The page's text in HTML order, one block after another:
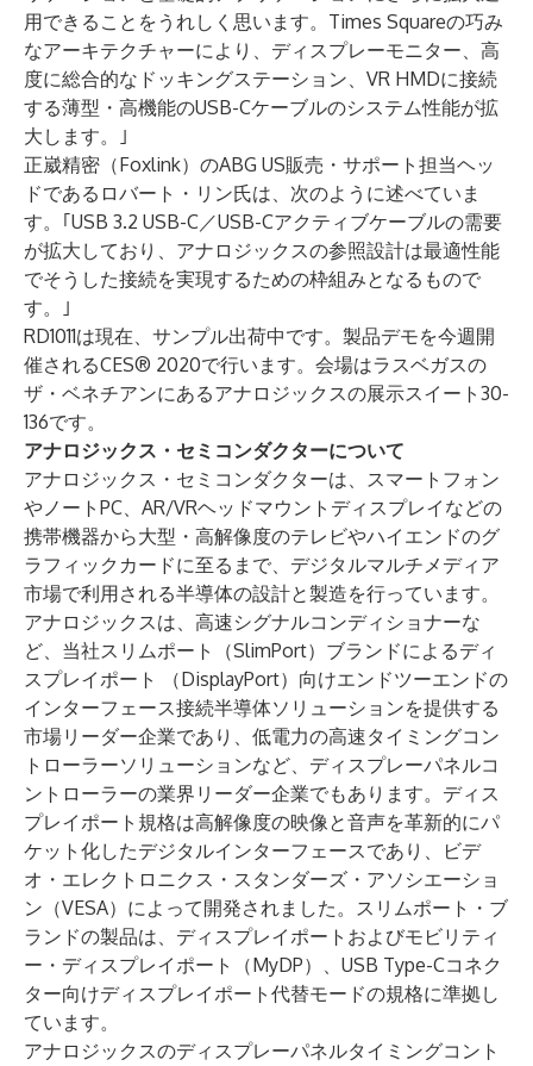
用できることをうれしく思います。Times Squareの巧み
なアーキテクチャーにより、ディスプレーモニター、高
度に総合的なドッキングステーション、VR HMDに接続
する薄型・高機能のUSB-Cケーブルのシステム性能が拡
大します。｣
正崴精密（Foxlink）のABG US販売・サポート担当ヘッ
ドであるロバート・リン氏は、次のように述べていま
す。｢USB 3.2 USB-C／USB-Cアクティブケーブルの需要
が拡大しており、アナロジックスの参照設計は最適性能
でそうした接続を実現するための枠組みとなるもので
す。｣
RD1011は現在、サンプル出荷中です。製品デモを今週開
催されるCES® 2020で行います。会場はラスベガスの
ザ・ベネチアンにあるアナロジックスの展示スイート30-
136です。
アナロジックス・セミコンダクターについて
アナロジックス・セミコンダクターは、スマートフォン
やノートPC、AR/VRヘッドマウントディスプレイなどの
携帯機器から大型・高解像度のテレビやハイエンドのグ
ラフィックカードに至るまで、デジタルマルチメディア
市場で利用される半導体の設計と製造を行っています。
アナロジックスは、高速シグナルコンディショナーな
ど、当社スリムポート（SlimPort）ブランドによるディ
スプレイポート （DisplayPort）向けエンドツーエンドの
インターフェース接続半導体ソリューションを提供する
市場リーダー企業であり、低電力の高速タイミングコン
トローラーソリューションなど、ディスプレーパネルコ
ントローラーの業界リーダー企業でもあります。ディス
プレイポート規格は高解像度の映像と音声を革新的にパ
ケット化したデジタルインターフェースであり、ビデ
オ・エレクトロニクス・スタンダーズ・アソシエーショ
ン（VESA）によって開発されました。スリムポート・ブ
ランドの製品は、ディスプレイポートおよびモビリティ
ー・ディスプレイポート（MyDP）、USB Type-Cコネク
ター向けディスプレイポート代替モードの規格に準拠し
ています。
アナロジックスのディスプレーパネルタイミングコント